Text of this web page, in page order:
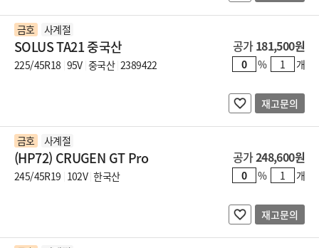
금호 사계절
SOLUS TA21 중국산
225/45R18 95V 중국산 2389422
공가181,500원
% 개
재고문의
금호 사계절
(HP72) CRUGEN GT Pro
245/45R19 102V 한국산
공가248,600원
% 개
재고문의